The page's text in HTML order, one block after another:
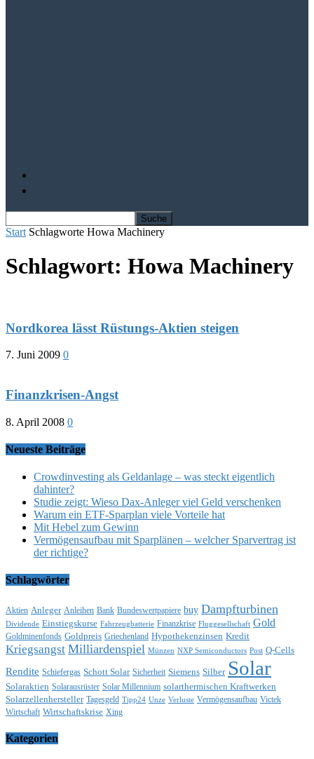
Start Schlagworte Howa Machinery
Schlagwort: Howa Machinery
Nordkorea lässt Rüstungs-Aktien steigen
7. Juni 2009 0
Finanzkrisen-Angst
8. April 2008 0
Neueste Beiträge
Crowdinvesting als Geldanlage – was steckt eigentlich
dahinter?
Studie zeigt: Wieso Dax-Anleger viel Geld verschenken
Warum ein ETF-Sparplan viele Vorteile hat
Mit Hebel zum Gewinn
Vermögensaufbau mit Sparplänen – welcher Sparvertrag ist
der richtige?
Schlagwörter
Aktien Anleger Anleihen Bank Bundeswertpapiere buy Dampfturbinen
Dividende Einstiegskurse Fahrzeugbatterie Finanzkrise Fluggesellschaft Gold
Goldminenfonds Goldpreis Griechenland Hypothekenzinsen Kredit
Kriegsangst Milliardenspiel Münzen NXP Semiconductors Post Q-Cells
Rendite Schiefergas Schott Solar Sicherheit Siemens Silber Solar
Solaraktien Solarausrüster Solar Millennium solarthermischen Kraftwerken
Solarzellenhersteller Tagesgeld Tipp24 Unze Verluste Vermögensaufbau Victek
Wirtschaft Wirtschaftskrise Xing
Kategorien